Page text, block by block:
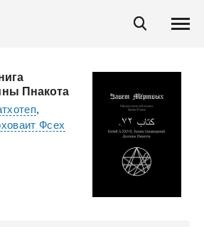
Пнакота
,
Фсех